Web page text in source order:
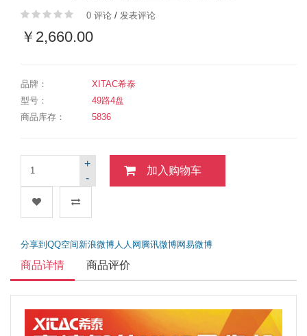
0 评论 / 发表评论
￥2,660.00
品牌：
XITAC希泰
型号：
49路4盘
商品库存：
5836
-
+
加入购物车
分享到 QQ空间新浪微博 人人网 腾讯微博网易微博
商品详情 商品评价